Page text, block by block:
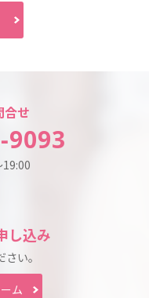
合せ
9093
し込み
い。
ム